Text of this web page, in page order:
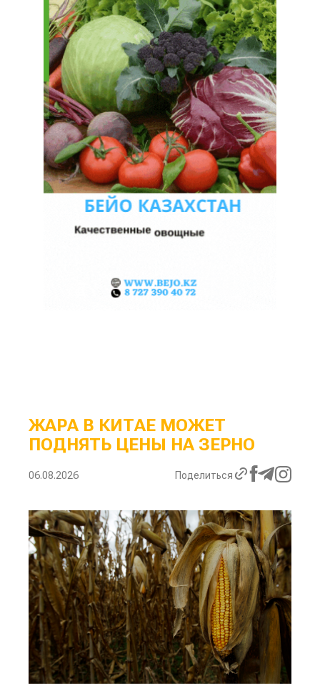
ЖАРА В КИТАЕ МОЖЕТ
ПОДНЯТЬ ЦЕНЫ НА ЗЕРНО
06.08.2026 Поделиться